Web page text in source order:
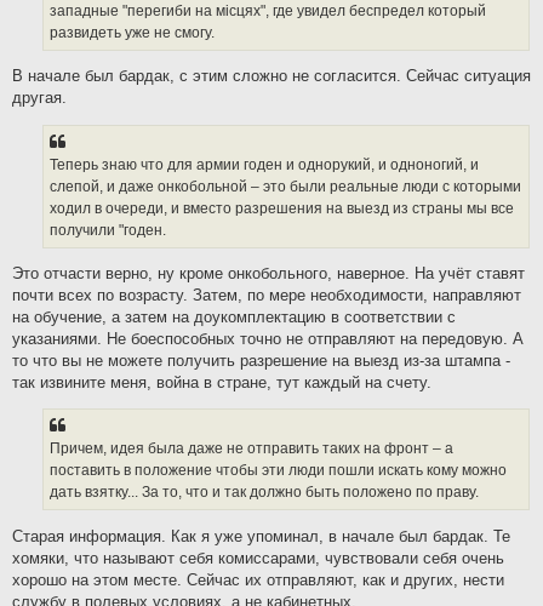
западные "перегиби на мiсцях", где увидел беспредел который
развидеть уже не смогу.
В начале был бардак, с этим сложно не согласится. Сейчас ситуация
другая.
Теперь знаю что для армии годен и однорукий, и одноногий, и
слепой, и даже онкобольной – это были реальные люди с которыми
ходил в очереди, и вместо разрешения на выезд из страны мы все
получили "годен.
Это отчасти верно, ну кроме онкобольного, наверное. На учёт ставят
почти всех по возрасту. Затем, по мере необходимости, направляют
на обучение, а затем на доукомплектацию в соответствии с
указаниями. Не боеспособных точно не отправляют на передовую. А
то что вы не можете получить разрешение на выезд из-за штампа -
так извините меня, война в стране, тут каждый на счету.
Причем, идея была даже не отправить таких на фронт – а
поставить в положение чтобы эти люди пошли искать кому можно
дать взятку... За то, что и так должно быть положено по праву.
Старая информация. Как я уже упоминал, в начале был бардак. Те
хомяки, что называют себя комиссарами, чувствовали себя очень
хорошо на этом месте. Сейчас их отправляют, как и других, нести
службу в полевых условиях, а не кабинетных.